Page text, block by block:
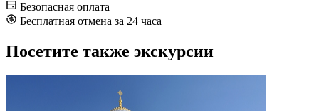
Безопасная оплата
Бесплатная отмена за 24 часа
Посетите также экскурсии